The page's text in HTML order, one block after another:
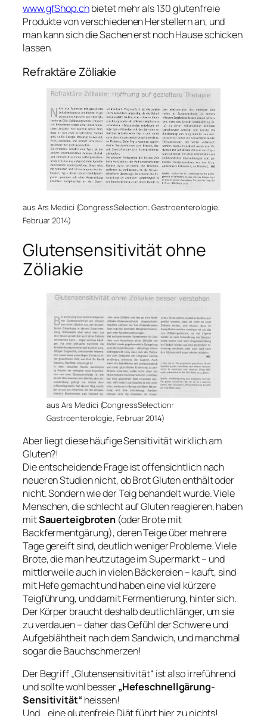
www.gfShop.chbietet mehr als 130 glutenfreie
Produkte von verschiedenen Herstellern an, und
man kann sich die Sachen erst noch Hause schicken
lassen.
Refraktäre Zöliakie
aus Ars Medici (CongressSelection: Gastroenterologie,
Februar 2014)
Glutensensitivität ohne
Zöliakie
aus Ars Medici (CongressSelection:
Gastroenterologie, Februar 2014)
Aber liegt diese häufige Sensitivität wirklich am
Gluten?!
Die entscheidende Frage ist offensichtlich nach
neueren Studien nicht, ob Brot Gluten enthält oder
nicht. Sondern wie der Teig behandelt wurde. Viele
Menschen, die schlecht auf Gluten reagieren, haben
mitSauerteigbroten (oder Brote mit
Backfermentgärung), deren Teige über mehrere
Tage gereift sind, deutlich weniger Probleme. Viele
Brote, die man heutzutage im Supermarkt – und
mittlerweile auch in vielen Bäckereien – kauft, sind
mit Hefe gemacht und haben eine viel kürzere
Teigführung, und damit Fermentierung, hinter sich.
Der Körper braucht deshalb deutlich länger, um sie
zu verdauen – daher das Gefühl der Schwere und
Aufgeblähtheit nach dem Sandwich, und manchmal
sogar die Bauchschmerzen!
Der Begriff „Glutensensitivität“ ist also irreführend
und sollte wohl besser„Hefeschnellgärung-
Sensitivität“ heissen!
Und… eine glutenfreie Diät führt hier zu nichts!